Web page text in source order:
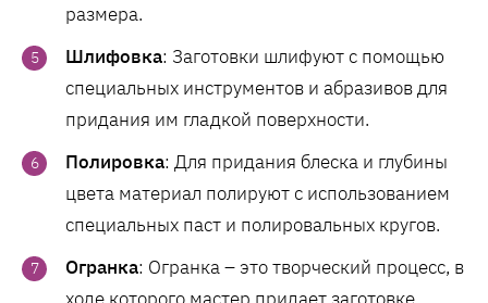
размера.
Шлифовка: Заготовки шлифуют с помощью
специальных инструментов и абразивов для
придания им гладкой поверхности.
Полировка: Для придания блеска и глубины
цвета материал полируют с использованием
специальных паст и полировальных кругов.
Огранка: Огранка – это творческий процесс, в
ходе которого мастер придает заготовке